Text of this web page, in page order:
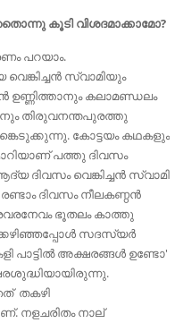
കൂടി വിശദമാക്കാമോ?
പറയാം.
സ്വാമിയും
ഉണ്ണിത്താനും കലാമണ്ഡലം
തിരുവനന്തപുരത്തു
കോട്ടയം കഥകളും
പത്തു ദിവസം
ദിവസം വെങ്കിച്ചന്‍ സ്വാമി
രണ്ടാം ദിവസം നീലകണ്ഠന്‍
ഭൂതലം കാത്തു
സദസ്യര്‍
പാട്ടില്‍ അക്ഷരങ്ങള്‍ ഉണ്ടോ'
തകഴി
നളചരിതം നാല്